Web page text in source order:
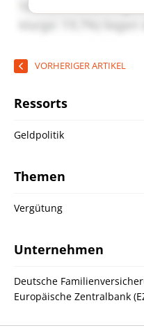
VORHERIGER ARTIKEL
Ressorts
Geldpolitik
Themen
Vergütung
Unternehmen
Deutsche
Europäische Zentralbank